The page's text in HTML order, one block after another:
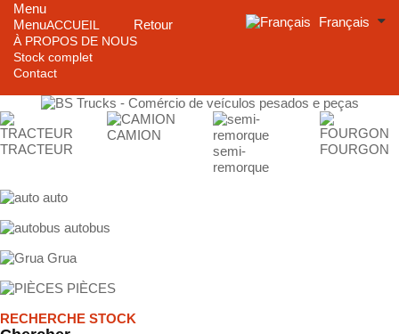
Menu
Menu
Retour
ACCUEIL
À PROPOS DE NOUS
Stock complet
Contact
Français
TRACTEUR
CAMION
semi-
remorque
FOURGON
auto
autobus
Grua
PIÈCES
RECHERCHE STOCK